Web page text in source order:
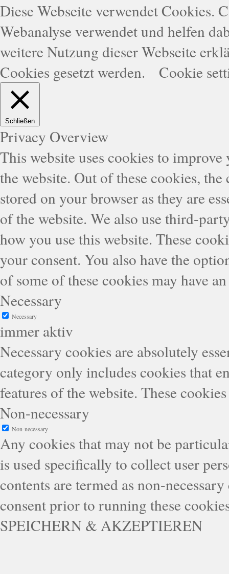
Diese Webseite verwendet Cookies.
Webanalyse verwendet und helfen
weitere Nutzung dieser Webseite
Cookies gesetzt werden.
Cookie
Schließen
Privacy Overview
This website uses cookies to
the website. Out of these cookies,
stored on your browser as they are
of the website. We also use third-
how you use this website. These
your consent. You also have the
of some of these cookies may have
Necessary
Necessary
immer aktiv
Necessary cookies are absolutely
category only includes cookies that
features of the website. These
Non-necessary
Non-necessary
Any cookies that may not be
is used specifically to collect user
contents are termed as non-
consent prior to running these
SPEICHERN & AKZEPTIEREN